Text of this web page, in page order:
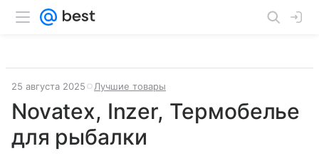
25 августа 2025 Лучшие товары
Novatex, Inzer, Термобелье
для рыбалки